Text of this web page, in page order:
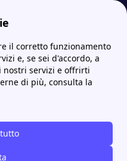
il corretto funzionamento
e, se sei d'accordo, a
nostri servizi e offrirti
di più, consulta la
Fibra
Business
italiana,
attiva nel